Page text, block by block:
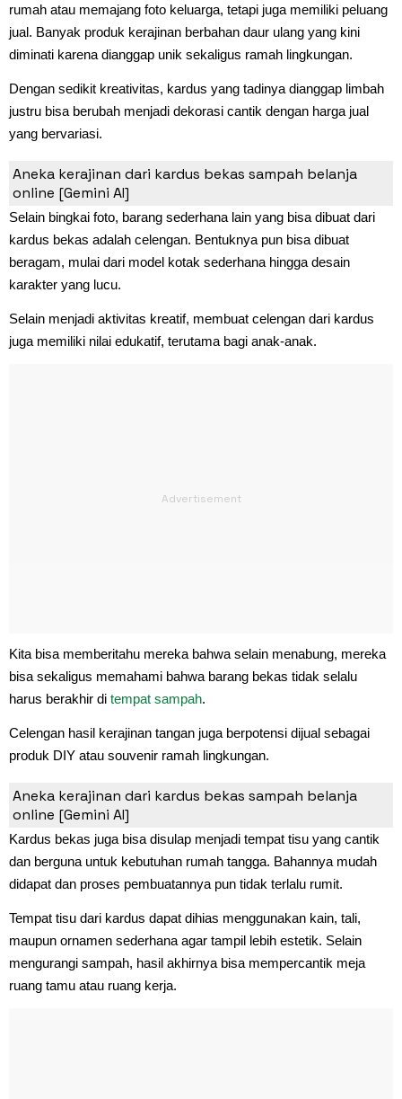
rumah atau memajang foto keluarga, tetapi juga memiliki peluang
jual. Banyak produk kerajinan berbahan daur ulang yang kini
diminati karena dianggap unik sekaligus ramah lingkungan.
Dengan sedikit kreativitas, kardus yang tadinya dianggap limbah
justru bisa berubah menjadi dekorasi cantik dengan harga jual
yang bervariasi.
2. Celengan
Aneka kerajinan dari kardus bekas sampah belanja
online [Gemini AI]
Selain bingkai foto, barang sederhana lain yang bisa dibuat dari
kardus bekas adalah celengan. Bentuknya pun bisa dibuat
beragam, mulai dari model kotak sederhana hingga desain
karakter yang lucu.
Selain menjadi aktivitas kreatif, membuat celengan dari kardus
juga memiliki nilai edukatif, terutama bagi anak-anak.
Kita bisa memberitahu mereka bahwa selain menabung, mereka
bisa sekaligus memahami bahwa barang bekas tidak selalu
harus berakhir di tempat sampah.
Celengan hasil kerajinan tangan juga berpotensi dijual sebagai
produk DIY atau souvenir ramah lingkungan.
3. Tempat Tisu
Aneka kerajinan dari kardus bekas sampah belanja
online [Gemini AI]
Kardus bekas juga bisa disulap menjadi tempat tisu yang cantik
dan berguna untuk kebutuhan rumah tangga. Bahannya mudah
didapat dan proses pembuatannya pun tidak terlalu rumit.
Tempat tisu dari kardus dapat dihias menggunakan kain, tali,
maupun ornamen sederhana agar tampil lebih estetik. Selain
mengurangi sampah, hasil akhirnya bisa mempercantik meja
ruang tamu atau ruang kerja.